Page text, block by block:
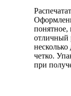
отличный
четко.
при